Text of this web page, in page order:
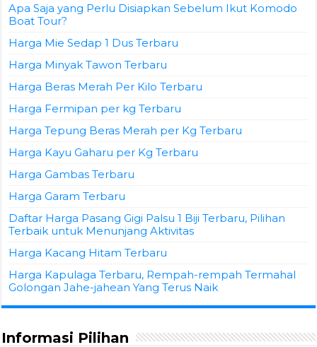
Apa Saja yang Perlu Disiapkan Sebelum Ikut Komodo
Boat Tour?
Harga Mie Sedap 1 Dus Terbaru
Harga Minyak Tawon Terbaru
Harga Beras Merah Per Kilo Terbaru
Harga Fermipan per kg Terbaru
Harga Tepung Beras Merah per Kg Terbaru
Harga Kayu Gaharu per Kg Terbaru
Harga Gambas Terbaru
Harga Garam Terbaru
Daftar Harga Pasang Gigi Palsu 1 Biji Terbaru, Pilihan
Terbaik untuk Menunjang Aktivitas
Harga Kacang Hitam Terbaru
Harga Kapulaga Terbaru, Rempah-rempah Termahal
Golongan Jahe-jahean Yang Terus Naik
Informasi Pilihan